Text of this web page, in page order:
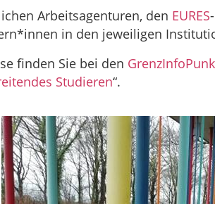
Arbeitsagenturen, den EURES
in den jeweiligen
finden Sie bei den
Studieren“.